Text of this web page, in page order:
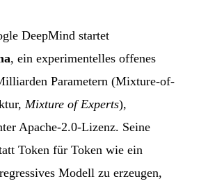
DeepMind startet
, ein experimentelles offenes
Parametern (Mixture-of-
Mixture of Experts),
Apache-2.0-Lizenz. Seine
Token für Token wie ein
Modell zu erzeugen,